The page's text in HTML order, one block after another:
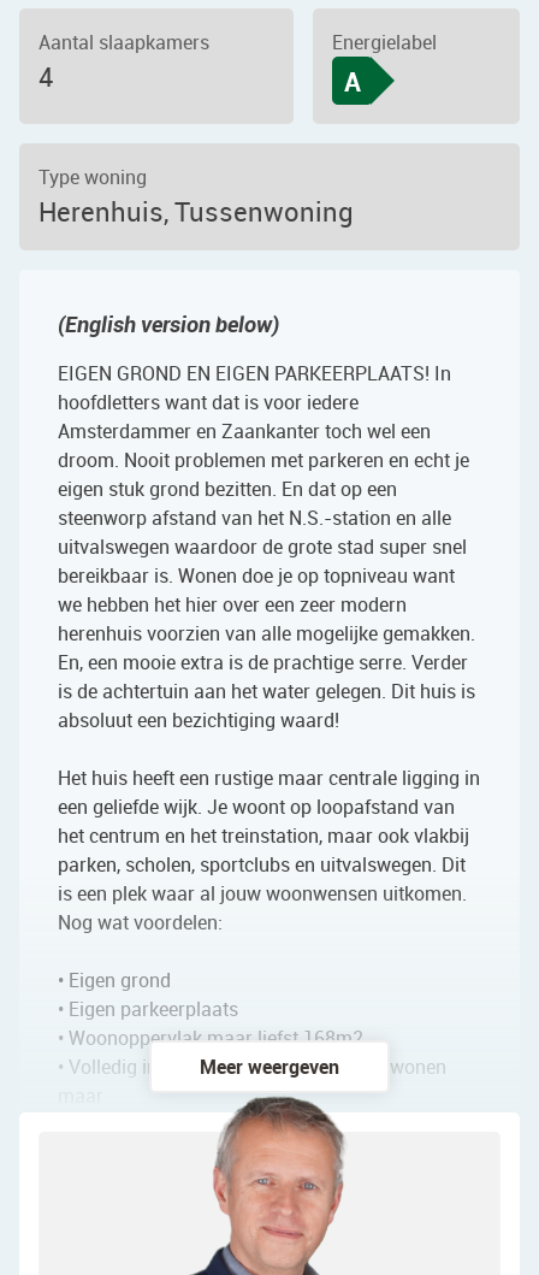
Aantal slaapkamers
4
Energielabel
A
Type woning
Herenhuis, Tussenwoning
(English version below)
EIGEN GROND EN EIGEN PARKEERPLAATS! In
hoofdletters want dat is voor iedere
Amsterdammer en Zaankanter toch wel een
droom. Nooit problemen met parkeren en echt je
eigen stuk grond bezitten. En dat op een
steenworp afstand van het N.S.-station en alle
uitvalswegen waardoor de grote stad super snel
bereikbaar is. Wonen doe je op topniveau want
we hebben het hier over een zeer modern
herenhuis voorzien van alle mogelijke gemakken.
En, een mooie extra is de prachtige serre. Verder
is de achtertuin aan het water gelegen. Dit huis is
absoluut een bezichtiging waard!
Het huis heeft een rustige maar centrale ligging in
een geliefde wijk. Je woont op loopafstand van
het centrum en het treinstation, maar ook vlakbij
parken, scholen, sportclubs en uitvalswegen. Dit
is een plek waar al jouw woonwensen uitkomen.
Nog wat voordelen:
• Eigen grond
• Eigen parkeerplaats
• Woonoppervlak maar liefst 168m2
• Volledig instap klaar, meubels erin en wonen
• Twee luxe badkamers
• Vloerverwarming in de gehele woning
Indeling van de woning:
Meer weergeven